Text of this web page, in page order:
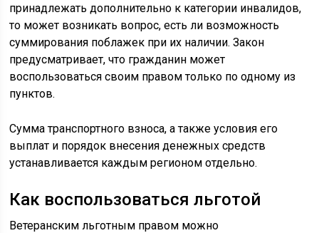
принадлежать дополнительно к категории инвалидов,
то может возникать вопрос, есть ли возможность
суммирования поблажек при их наличии. Закон
предусматривает, что гражданин может
воспользоваться своим правом только по одному из
пунктов.
Сумма транспортного взноса, а также условия его
выплат и порядок внесения денежных средств
устанавливается каждым регионом отдельно.
Как воспользоваться льготой
Ветеранским льготным правом можно